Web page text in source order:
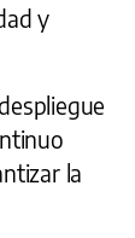
y
la